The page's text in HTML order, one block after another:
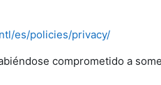
es/policies/privacy/
comprometido a